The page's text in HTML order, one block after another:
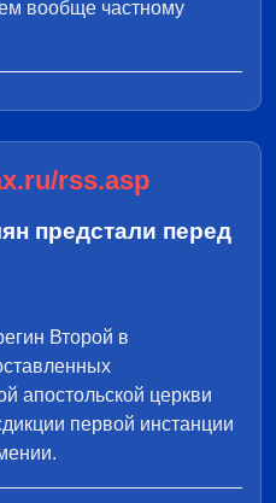
вообще частному
rss.asp
предстали перед
Второй в
апостольской церкви
первой инстанции